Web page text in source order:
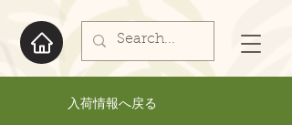
入荷情報へ戻る